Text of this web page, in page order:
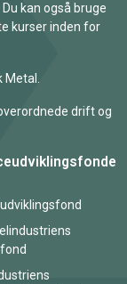
kan også bruge
kurser inden for
drift og